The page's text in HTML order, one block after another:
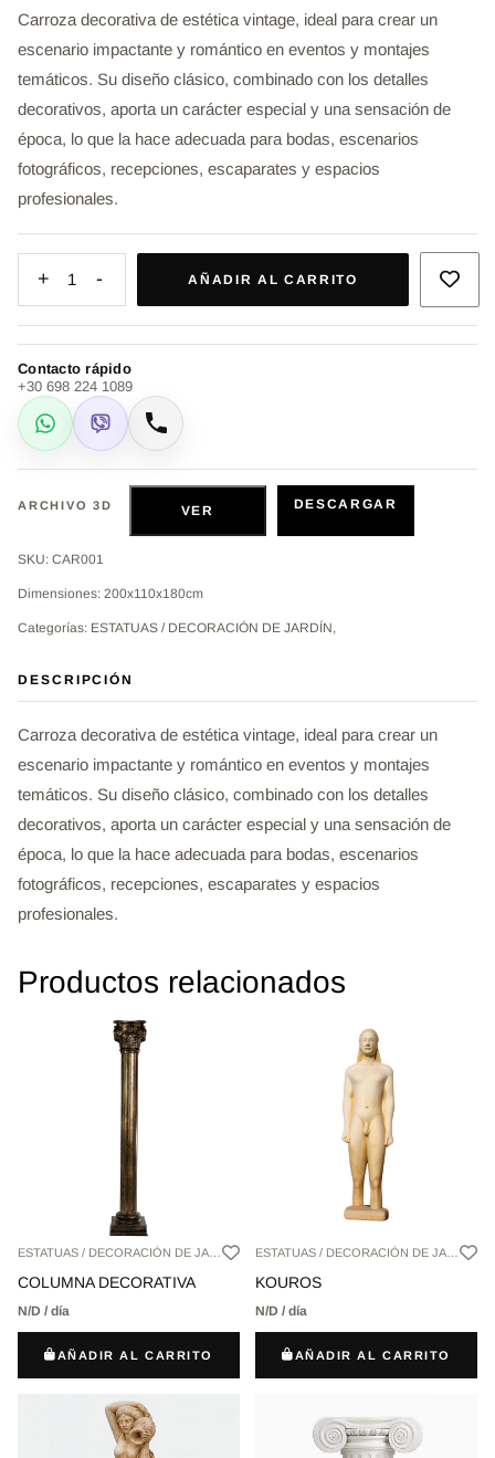
Carroza decorativa de estética vintage, ideal para crear un
escenario impactante y romántico en eventos y montajes
temáticos. Su diseño clásico, combinado con los detalles
decorativos, aporta un carácter especial y una sensación de
época, lo que la hace adecuada para bodas, escenarios
fotográficos, recepciones, escaparates y espacios
profesionales.
+ 1 - AÑADIR AL CARRITO
Contacto rápido
+30 698 224 1089
WhatsApp
Viber Llamar
ARCHIVO 3D VER DESCARGAR
SKU: CAR001
Dimensiones: 200x110x180cm
Categorías: ESTATUAS / DECORACIÓN DE JARDÍN,
DESCRIPCIÓN
Carroza decorativa de estética vintage, ideal para crear un
escenario impactante y romántico en eventos y montajes
temáticos. Su diseño clásico, combinado con los detalles
decorativos, aporta un carácter especial y una sensación de
época, lo que la hace adecuada para bodas, escenarios
fotográficos, recepciones, escaparates y espacios
profesionales.
Productos relacionados
ESTATUAS / DECORACIÓN DE JARDÍN,
COLUMNA DECORATIVA
N/D / día
AÑADIR AL CARRITO
ESTATUAS / DECORACIÓN DE JARDÍN,
KOUROS
N/D / día
AÑADIR AL CARRITO